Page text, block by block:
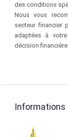
des conditions
Nous vous
secteur financier
adaptées à
décision
Informations